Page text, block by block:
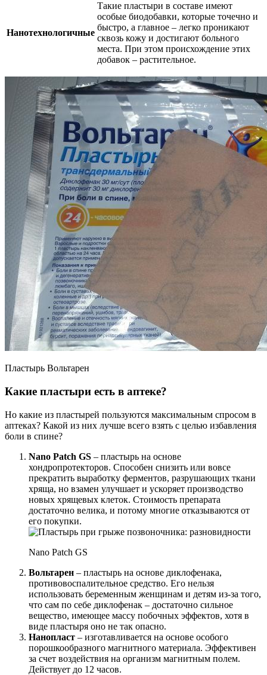
Нанотехнологичные
Такие пластыри в составе имеют
особые биодобавки, которые точечно и
быстро, а главное – легко проникают
сквозь кожу и достигают больного
места. При этом происхождение этих
добавок – растительное.
Пластырь Вольтарен
Какие пластыри есть в аптеке?
Но какие из пластырей пользуются максимальным спросом в
аптеках? Какой из них лучше всего взять с целью избавления
боли в спине?
Nano Patch GS – пластырь на основе
хондропротекторов. Способен снизить или вовсе
прекратить выработку ферментов, разрушающих ткани
хряща, но взамен улучшает и ускоряет производство
новых хрящевых клеток. Стоимость препарата
достаточно велика, и потому многие отказываются от
его покупки.
Nano Patch GS
Вольтарен – пластырь на основе диклофенака,
противовоспалительное средство. Его нельзя
использовать беременным женщинам и детям из-за того,
что сам по себе диклофенак – достаточно сильное
вещество, имеющее массу побочных эффектов, хотя в
виде пластыря оно не так опасно.
Нанопласт – изготавливается на основе особого
порошкообразного магнитного материала. Эффективен
за счет воздействия на организм магнитным полем.
Действует до 12 часов.